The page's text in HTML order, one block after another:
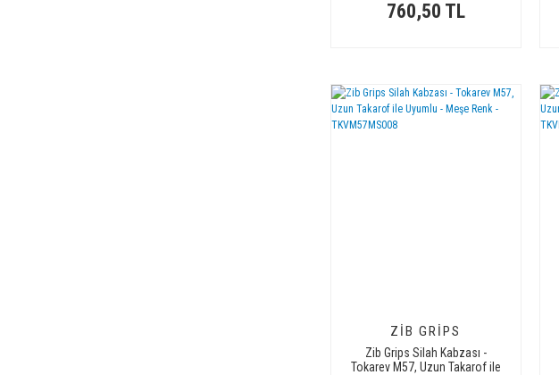
760,50 TL
ZIB GRIPS
Zib Grips Silah Kabzası -
Tokarev M57, Uzun Takarof ile